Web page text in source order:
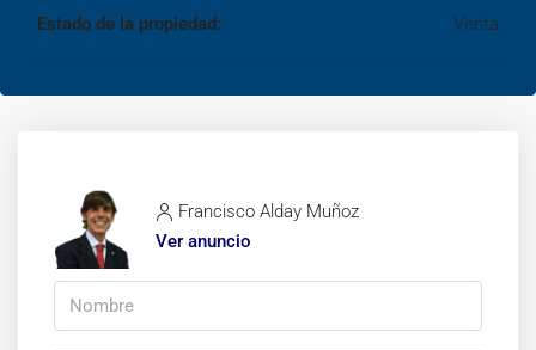
Estado de la propiedad: Venta
Francisco Alday Muñoz
Ver anuncio